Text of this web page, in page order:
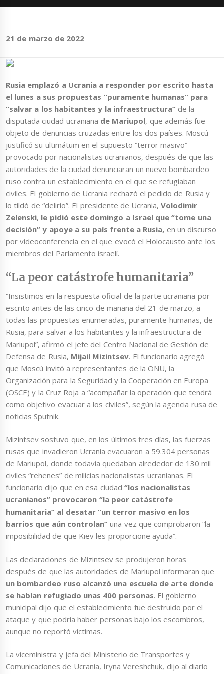
21 de marzo de 2022
Rusia emplazó a Ucrania a responder por escrito hasta
el lunes a sus propuestas “puramente humanas” para
“salvar a los habitantes y la infraestructura”de la
disputada ciudad ucraniana de Mariupol, que además fue
objeto de denuncias cruzadas entre los dos países. Moscú
justificó su ultimátum en el supuesto “terror masivo”
provocado por nacionalistas ucranianos, después de que las
autoridades de la ciudad denunciaran un nuevo bombardeo
ruso contra un establecimiento en el que se refugiaban
civiles. El gobierno de Ucrania rechazó el pedido de Rusia y
lo tildó de “delirio”. El presidente de Ucrania,Volodimir
Zelenski, le pidió este domingo a Israel que “tome una
decisión” y apoye a su país frente a Rusia, en un discurso
por videoconferencia en el que evocó el Holocausto ante los
miembros del Parlamento israelí.
“La peor catástrofe humanitaria”
“Insistimos en la respuesta oficial de la parte ucraniana por
escrito antes de las cinco de mañana del 21 de marzo, a
todas las propuestas enumeradas, puramente humanas, de
Rusia, para salvar a los habitantes y la infraestructura de
Mariupol”, afirmó el jefe del Centro Nacional de Gestión de
Defensa de Rusia, Mijail Mizintsev. El funcionario agregó
que Moscú invitó a representantes de la ONU, la
Organización para la Seguridad y la Cooperación en Europa
(OSCE) y la Cruz Roja a “acompañar la operación que tendrá
como objetivo evacuar a los civiles”, según la agencia rusa de
noticias Sputnik.
Mizintsev sostuvo que, en los últimos tres días, las fuerzas
rusas que invadieron Ucrania evacuaron a 59.304 personas
de Mariupol, donde todavía quedaban alrededor de 130 mil
civiles “rehenes” de milicias nacionalistas ucranianas. El
funcionario dijo que en esa ciudad “los nacionalistas
ucranianos” provocaron “la peor catástrofe
humanitaria” al desatar “un terror masivo en los
barrios que aún controlan”una vez que comprobaron “la
imposibilidad de que Kiev les proporcione ayuda”.
Las declaraciones de Mizintsev se produjeron horas
después de que las autoridades de Mariupol informaran que
un bombardeo ruso alcanzó una escuela de arte donde
se habían refugiado unas 400 personas. El gobierno
municipal dijo que el establecimiento fue destruido por el
ataque y que podría haber personas bajo los escombros,
aunque no reportó víctimas.
La viceministra y jefa del Ministerio de Transportes y
Comunicaciones de Ucrania, Iryna Vereshchuk, dijo al diario